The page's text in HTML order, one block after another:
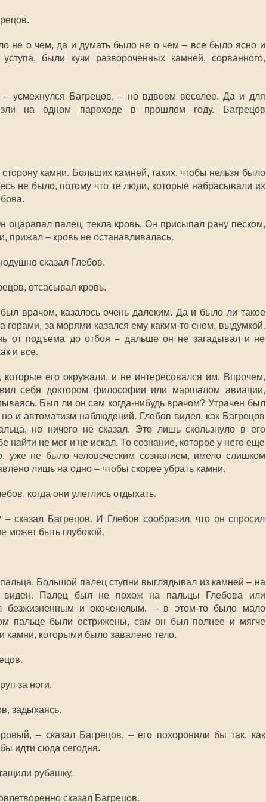
не о чем, да и думать было не о чем – все было ясно и
были кучи развороченных камней, сорванного,
усмехнулся Багрецов, – но вдвоем веселее. Да и для
на одном пароходе в прошлом году. Багрецов
камни. Больших камней, таких, чтобы нельзя было
не было, потому что те люди, которые набрасывали их
оцарапал палец, текла кровь. Он присыпал рану песком,
прижал – кровь не останавливалась.
сказал Глебов.
отсасывая кровь.
врачом, казалось очень далеким. Да и было ли такое
горами, за морями казался ему каким-то сном, выдумкой.
от подъема до отбоя – дальше он не загадывал и не
и все.
его окружали, и не интересовался им. Впрочем,
себя доктором философии или маршалом авиации,
Был ли он сам когда-нибудь врачом? Утрачен был
и автоматизм наблюдений. Глебов видел, как Багрецов
но ничего не сказал. Это лишь скользнуло в его
найти не мог и не искал. То сознание, которое у него еще
уже не было человеческим сознанием, имело слишком
лишь на одно – чтобы скорее убрать камни.
когда они улеглись отдыхать.
сказал Багрецов. И Глебов сообразил, что он спросил
может быть глубокой.
Большой палец ступни выглядывал из камней – на
виден. Палец был не похож на пальцы Глебова или
безжизненным и окоченелым, – в этом-то было мало
пальце были острижены, сам он был полнее и мягче
камни, которыми было завалено тело.
за ноги.
задыхаясь.
– сказал Багрецов, – его похоронили бы так, как
идти сюда сегодня.
рубашку.
сказал Багрецов.